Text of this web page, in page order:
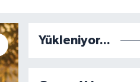
Yükleniyor...